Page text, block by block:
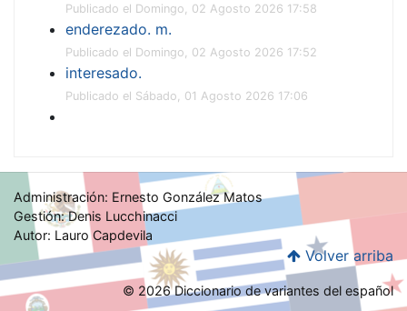
Publicado el Domingo, 02 Agosto 2026 17:58
enderezado. m.
Publicado el Domingo, 02 Agosto 2026 17:52
interesado.
Publicado el Sábado, 01 Agosto 2026 17:06
Administración: Ernesto González Matos
Gestión: Denis Lucchinacci
Autor: Lauro Capdevila
Volver arriba
© 2026 Diccionario de variantes del español